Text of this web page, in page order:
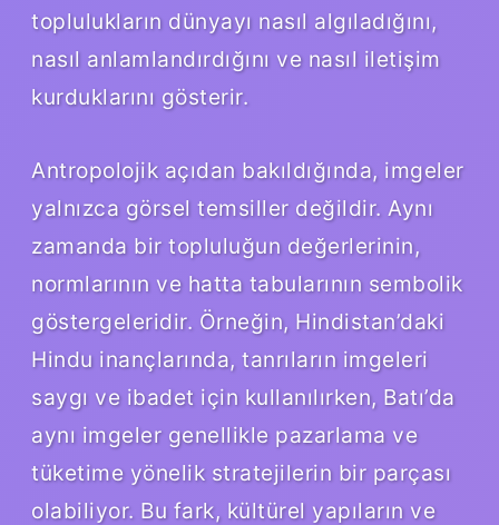
toplulukların dünyayı nasıl algıladığını,
nasıl anlamlandırdığını ve nasıl iletişim
kurduklarını gösterir.
Antropolojik açıdan bakıldığında, imgeler
yalnızca görsel temsiller değildir. Aynı
zamanda bir topluluğun değerlerinin,
normlarının ve hatta tabularının sembolik
göstergeleridir. Örneğin, Hindistan’daki
Hindu inançlarında, tanrıların imgeleri
saygı ve ibadet için kullanılırken, Batı’da
aynı imgeler genellikle pazarlama ve
tüketime yönelik stratejilerin bir parçası
olabiliyor. Bu fark, kültürel yapıların ve